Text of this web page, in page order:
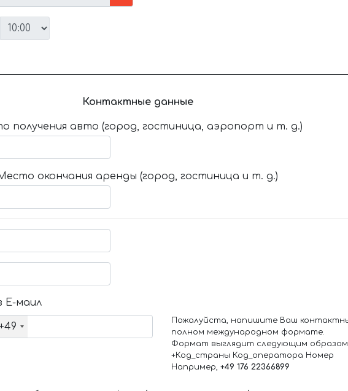
Контактные данные
получения авто (город, гостиница, аэропорт и т. д.)
окончания аренды (город, гостиница и т. д.)
Е-маил
Пожалуйста, напишите Ваш
полном международном формате.
Формат выглядит следующим образом:
+Код_страны Код_оператора Номер
Например, +49 176 22366899